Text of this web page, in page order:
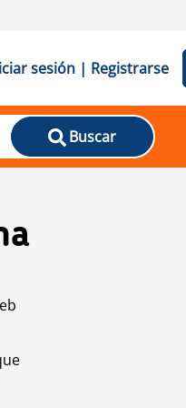
sesión | Registrarse
Buscar